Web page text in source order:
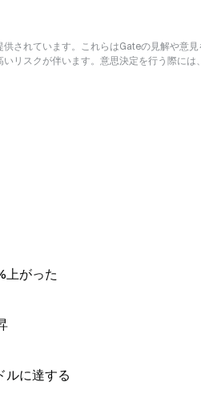
されています。これらはGateの見解や意
リスクが伴います。意思決定を行う際には
上がった
ルに達する